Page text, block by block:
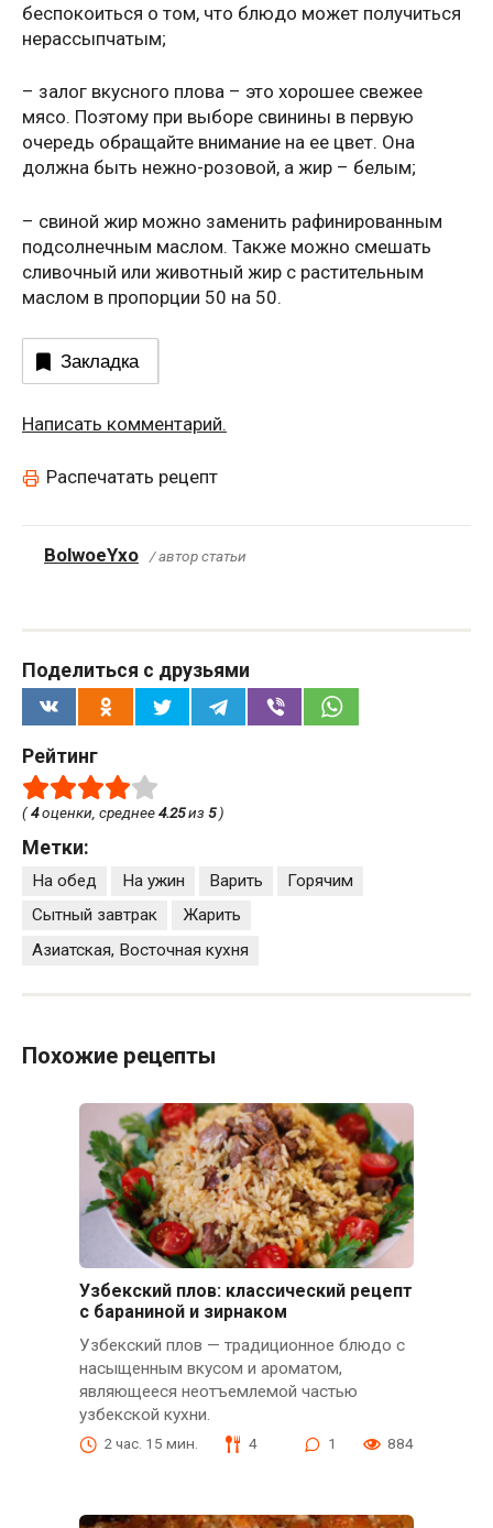
беспокоиться о том, что блюдо может получиться
нерассыпчатым;
– залог вкусного плова – это хорошее свежее
мясо. Поэтому при выборе свинины в первую
очередь обращайте внимание на ее цвет. Она
должна быть нежно-розовой, а жир – белым;
– свиной жир можно заменить рафинированным
подсолнечным маслом. Также можно смешать
сливочный или животный жир с растительным
маслом в пропорции 50 на 50.
Закладка
Написать комментарий.
Распечатать рецепт
BolwoeYxo / автор статьи
Поделиться с друзьями
Рейтинг
(4оценки, среднее4.25из 5)
Метки:
На обед На ужин Варить
Горячим
Сытный завтрак
Жарить
Азиатская, Восточная кухня
Похожие рецепты
Узбекский плов: классический рецепт
с бараниной и зирнаком
Узбекский плов — традиционное блюдо с
насыщенным вкусом и ароматом,
являющееся неотъемлемой частью
узбекской кухни.
2 час. 15 мин. 4 1 884